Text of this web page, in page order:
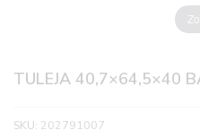
TULEJA 40,7×64,5×40
SKU: 202791007